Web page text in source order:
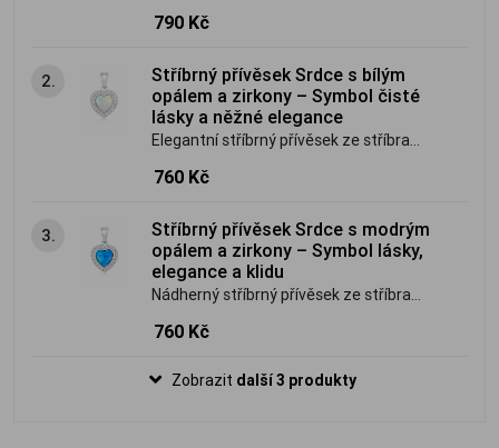
opálem ze stříbra ryzosti 925/1000.
opál okouzlí svou hrou barev a
romantickým vzhledem.
790 Kč
2.
Stříbrný přívěsek Srdce s bílým
opálem a zirkony – Symbol čisté
lásky a něžné elegance
Elegantní stříbrný přívěsek ze stříbra
ryzosti 925/1000 ve tvaru srdce zdobený
romantiky a nadčasové krásy, který
rozzáří každý outfit.
760 Kč
3.
Stříbrný přívěsek Srdce s modrým
opálem a zirkony – Symbol lásky,
elegance a klidu
Nádherný stříbrný přívěsek ze stříbra
ryzosti 925/1000 ve tvaru srdce zdobený
zirkony. Elegantní šperk, který spojuje
760 Kč
Zobrazit další 3 produkty